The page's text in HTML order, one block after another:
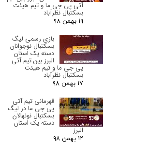
آتی پی جی ما و تیم هیئت
بسکتبال نظرآباد
۱۹ بهمن ۹۸
بازی رسمی لیگ
بسکتبال نوجوانان
دسته یک استان
البرز‌ بین تیم آتی
پی جی ما و تیم هیئت
بسکتبال نظرآباد
۱۷ بهمن ۹۸
قهرمانی تیم آتی
پی جی ما در لیگ
بسکتبال نونهالان
دسته یک استان
البرز‌
۱۲ بهمن ۹۸